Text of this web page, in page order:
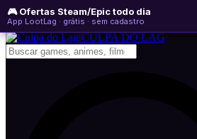
🎮 Ofertas Steam/Epic todo dia
App LootLag · grátis · sem cadastro
quarta-feira, 05 de agosto de 2026
Newsletter
CULPA DO LAG